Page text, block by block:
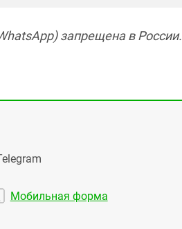
запрещена в России.
Мобильная форма